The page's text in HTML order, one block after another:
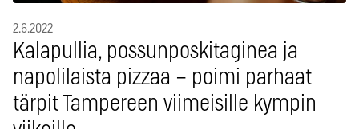
2.6.2022
Kalapullia, possunposkitaginea ja
napolilaista pizzaa – poimi parhaat
tärpit Tampereen viimeisille kympin